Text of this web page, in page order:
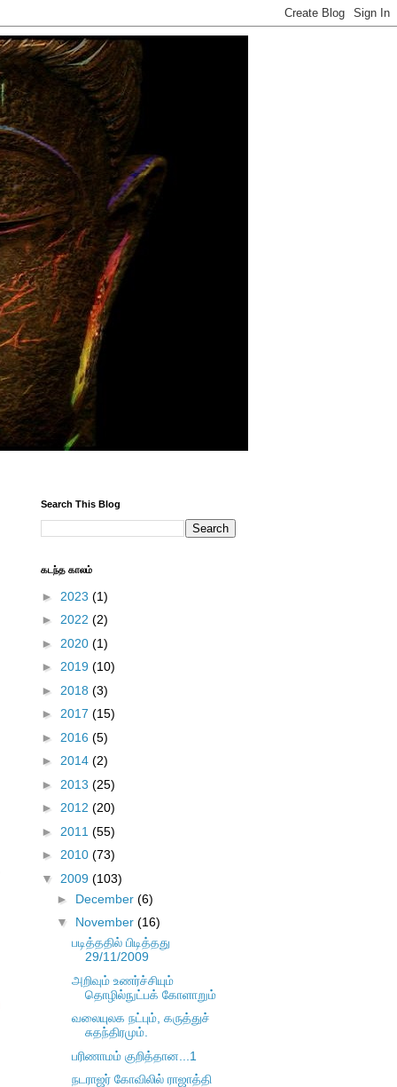
Search This Blog
கடந்த காலம்
► 2023 (1)
► 2022 (2)
► 2020 (1)
► 2019 (10)
► 2018 (3)
► 2017 (15)
► 2016 (5)
► 2014 (2)
► 2013 (25)
► 2012 (20)
► 2011 (55)
► 2010 (73)
▼ 2009 (103)
► December (6)
▼ November (16)
படித்ததில் பிடித்தது
29/11/2009
அறிவும் உணர்ச்சியும்
தொழில்நுட்பக் கோளாறும்
வலையுலக நட்பும், கருத்துச்
சுதந்திரமும்.
பரிணாமம் குறித்தான...1
நடராஜர் கோவிலில் ராஜாத்தி